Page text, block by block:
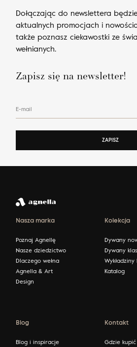
Dołączając do newslettera
aktualnych promocjach i
także poznasz ciekawostki ze
wełnianych.
Zapisz się na newsletter!
E-mail
ZAPISZ
Nasza marka
Poznaj Agnellę
Nasze dziedzictwo
Dlaczego wełna
Agnella & Art
Design
Kolekcja
Dywany
Dywany
Katalog
Blog
Blog i inspiracje
Kontakt
Gdzie kupić